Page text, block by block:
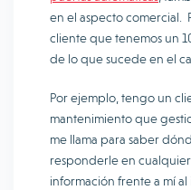
en el aspecto comercial.
cliente que tenemos un
de lo que sucede en el
Por ejemplo, tengo un
mantenimiento que
me llama para saber
responderle en
información frente a mí al